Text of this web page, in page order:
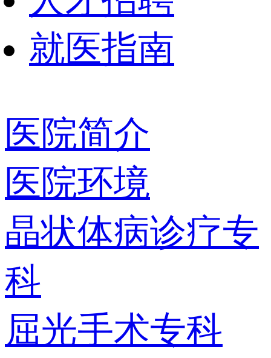
就医指南
医院简介
医院环境
晶状体病诊疗专
科
屈光手术专科